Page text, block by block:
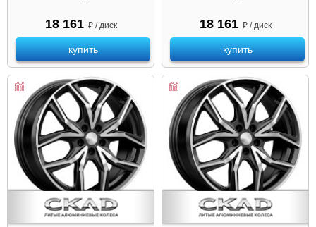
18 161 ₽ / диск
купить
18 161 ₽ / диск
купить